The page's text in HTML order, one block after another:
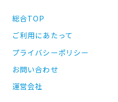
総合TOP
ご利用にあたって
プライバシーポリシー
お問い合わせ
運営会社